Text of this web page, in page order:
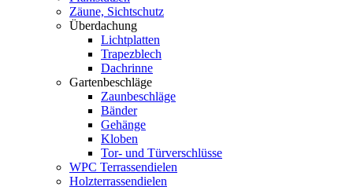
Zäune, Sichtschutz
Überdachung
Lichtplatten
Trapezblech
Dachrinne
Gartenbeschläge
Zaunbeschläge
Bänder
Gehänge
Kloben
Tor- und Türverschlüsse
WPC Terrassendielen
Holzterrassendielen